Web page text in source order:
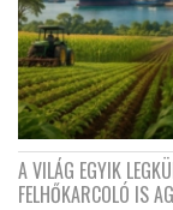
A VILÁG EGYIK
FELHŐKARCOLÓ IS